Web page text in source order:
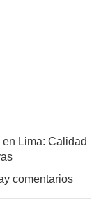
Lima: Calidad
comentarios